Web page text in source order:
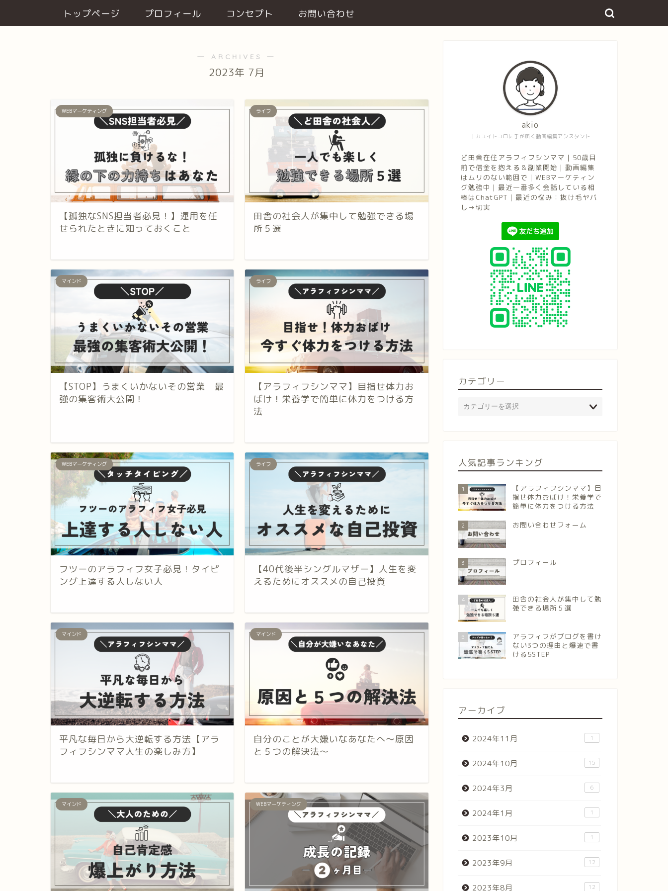
トップページ プロフィール コンセプト お問い合わせ
― ARCHIVES ―
2023年 7月
WEBマーケティング
【孤独なSNS担当者必見！】運用を任
せられたときに知っておくこと
ライフ
田舎の社会人が集中して勉強できる場
所５選
マインド
【STOP】うまくいかないその営業 最
強の集客術大公開！
ライフ
【アラフィフシンママ】目指せ体力お
ばけ！栄養学で簡単に体力をつける方
法
WEBマーケティング
フツーのアラフィフ女子必見！タイピ
ング上達する人しない人
ライフ
【40代後半シングルマザー】人生を変
えるためにオススメの自己投資
マインド
平凡な毎日から大逆転する方法【アラ
フィフシンママ人生の楽しみ方】
マインド
自分のことが大嫌いなあなたへ～原因
と５つの解決法～
マインド WEBマーケティング
｜カユイトコロに手が届く動画編集アシスタント
akio
ど田舎在住アラフィフシンママ｜50歳目
前で借金を抱える＆副業開始｜動画編集
はムリのない範囲で｜WEBマーケティン
グ勉強中｜最近一番多く会話している相
棒はChatGPT｜最近の悩み：抜け毛ヤバ
し→切実
カテゴリー
人気記事ランキング
1
【アラフィフシンママ】目
指せ体力おばけ！栄養学で
簡単に体力をつける方法
2 お問い合わせフォーム
3 プロフィール
4
田舎の社会人が集中して勉
強できる場所５選
5
アラフィフがブログを書け
ない3つの理由と爆速で書
ける5STEP
アーカイブ
2024年11月 1
2024年10月 15
2024年3月 6
2024年1月 1
2023年10月 1
2023年9月 12
2023年8月 12